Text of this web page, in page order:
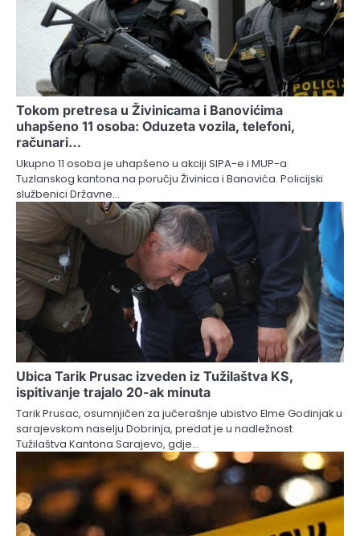
Tokom pretresa u Živinicama i Banovićima
uhapšeno 11 osoba: Oduzeta vozila, telefoni,
računari…
Ukupno 11 osoba je uhapšeno u akciji SIPA-e i MUP-a
Tuzlanskog kantona na poručju Živinica i Banovića. Policijski
službenici Državne…
Ubica Tarik Prusac izveden iz Tužilaštva KS,
ispitivanje trajalo 20-ak minuta
Tarik Prusac, osumnjičen za jučerašnje ubistvo Elme Godinjak u
sarajevskom naselju Dobrinja, predat je u nadležnost
Tužilaštva Kantona Sarajevo, gdje…